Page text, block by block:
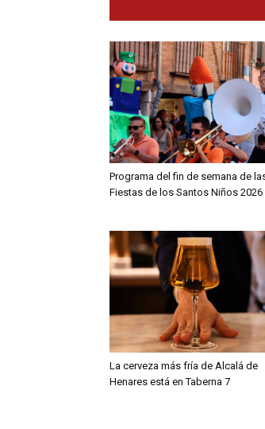
Programa del fin de semana de
Fiestas de los Santos Niños 2026
La cerveza más fría de Alcalá de
Henares está en Taberna 7